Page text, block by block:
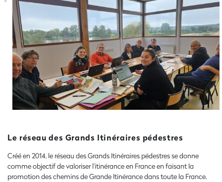
Le réseau des Grands Itinéraires pédestres
Créé en 2014, le réseau des Grands Itinéraires pédestres se donne
comme objectif de valoriser l’itinérance en France en faisant la
promotion des chemins de Grande Itinérance dans toute la France.